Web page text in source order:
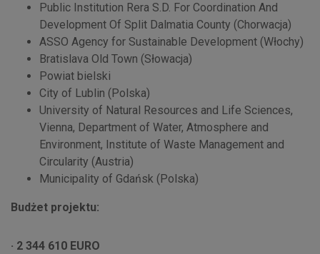
Public Institution Rera S.D. For Coordination And
Development Of Split Dalmatia County (Chorwacja)
ASSO Agency for Sustainable Development (Włochy)
Bratislava Old Town (Słowacja)
Powiat bielski
City of Lublin (Polska)
University of Natural Resources and Life Sciences,
Vienna, Department of Water, Atmosphere and
Environment, Institute of Waste Management and
Circularity (Austria)
Municipality of Gdańsk (Polska)
Budżet projektu:
· 2 344 610 EURO